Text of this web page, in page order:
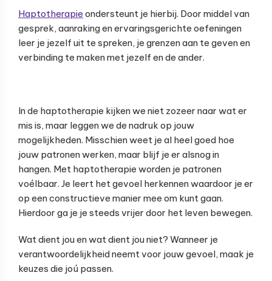
Haptotherapie ondersteunt je hierbij. Door middel van
gesprek, aanraking en ervaringsgerichte oefeningen
leer je jezelf uit te spreken, je grenzen aan te geven en
verbinding te maken met jezelf en de ander.
In de haptotherapie kijken we niet zozeer naar wat er
mis is, maar leggen we de nadruk op jouw
mogelijkheden. Misschien weet je al heel goed hoe
jouw patronen werken, maar blijf je er alsnog in
hangen. Met haptotherapie worden je patronen
voélbaar. Je leert het gevoel herkennen waardoor je er
op een constructieve manier mee om kunt gaan.
Hierdoor ga je je steeds vrijer door het leven bewegen.
Wat dient jou en wat dient jou niet? Wanneer je
verantwoordelijkheid neemt voor jouw gevoel, maak je
keuzes die joú passen.